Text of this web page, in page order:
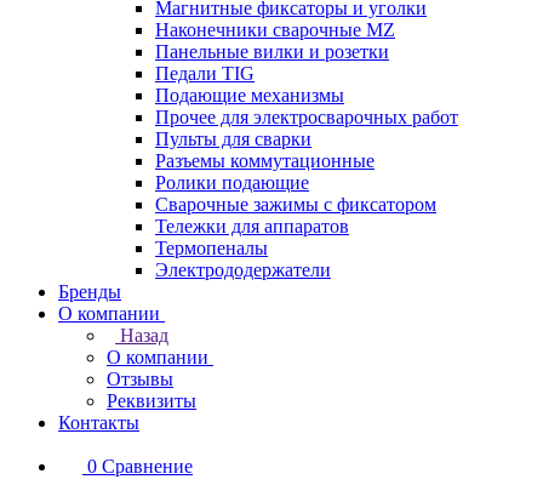
Магнитные фиксаторы и уголки
Наконечники сварочные MZ
Панельные вилки и розетки
Педали TIG
Подающие механизмы
Прочее для электросварочных работ
Пульты для сварки
Разъемы коммутационные
Ролики подающие
Сварочные зажимы с фиксатором
Тележки для аппаратов
Термопеналы
Электрододержатели
Бренды
О компании
Назад
О компании
Отзывы
Реквизиты
Контакты
0 Сравнение